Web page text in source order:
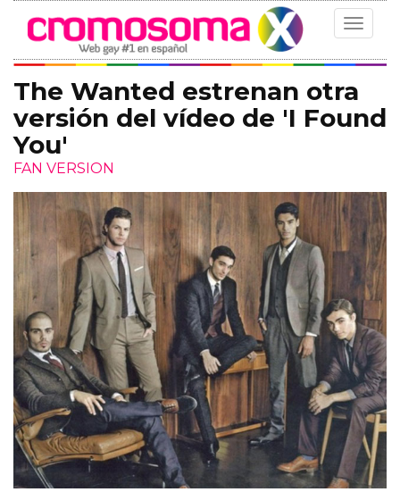
Toggle
The Wanted estrenan otra
versión del vídeo de 'I Found
You'
FAN VERSION